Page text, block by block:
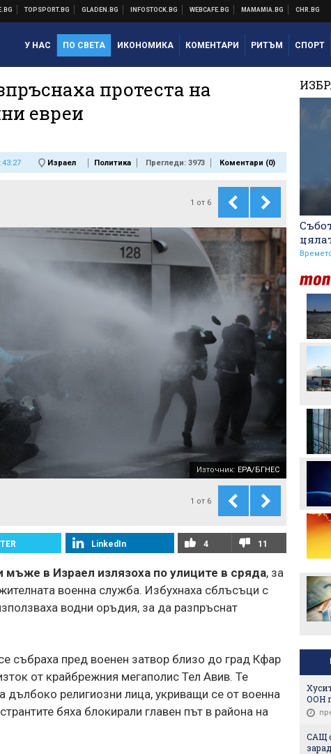
У НАС ПО СВЕТА ИКОНОМИКА КОМЕНТАРИ РИТЪМ СПОРТ
протеста на
евреи
Израел Политика Прегледи: 3973 Коментари (0)
1 от 6
Източник: EPA/БГНЕС
1 от 6
LinkedIn 4 11
мъже в Израел излязоха по улиците в сряда, за
военна служба. Избухнаха сблъсъци с
водни оръдия, за да разпръснат
събраха пред военен затвор близо до град Кфар
от крайбрежния мегаполис Тел Авив. Те
дълбоко религиозни лица, укриващи се от военна
бяха блокирали главен път в района на
Никола Цолов: Гледам
напред с увереност
Манчестър Сити иска 80
милиона за Родри
Аржентина изрази
подкрепата си за Джани
Инфантино
Формула 1 планира
увеличена бройка на
спринтовите
година
Леонардо Бонучи ще
италианския
национален отбор
Левски отряза
Олимпиакос за Акрам
Бурас
ООН
САЩ